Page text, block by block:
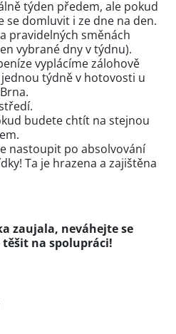
týden předem, ale pokud
se domluvit i ze dne na den.
pravidelných směnách
vybrané dny v týdnu).
vyplácíme zálohově
týdně v hotovosti u
budete chtít na stejnou
nastoupit po absolvování
Ta je hrazena a zajištěna
zaujala, neváhejte se
těšit na spolupráci!